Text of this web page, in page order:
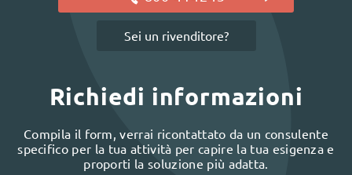
Sei un rivenditore?
Richiedi informazioni
Compila il form, verrai ricontattato da un consulente
specifico per la tua attività per capire la tua esigenza e
proporti la soluzione più adatta.